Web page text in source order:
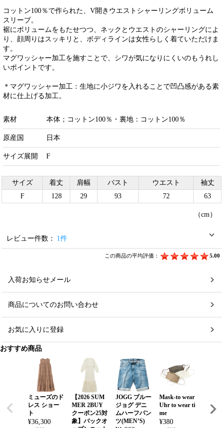
コットン100％で作られた、V開きウエストシャーリングボリューム
スリーブ。
裾にボリュームをもたせつつ、ネックとウエストのシャーリングによ
り、顔周りはスッキリと、ボディラインは女性らしく着ていただけま
す。
マグワッシャー加工を施すことで、シワが気になりにくいのもうれし
いポイントです。
＊マグワッシャー加工：生地に小ジワを入れることで凹凸感がある素
材に仕上げる加工。
素材 本体；コットン100％・裏地：コットン100％
原産国 日本
サイズ展開 F
サイズ 着丈 肩幅 バスト ウエスト
袖丈
F
128 29 93 72 63
（cm）
レビュー件数： 1件
この商品の平均評価： 5.00
入荷お知らせメール
商品についてのお問い合わせ
お気に入りに登録
おすすめ商品
ミューズのド
レス ショー
ト
¥36,300
【2026 SUM
MER 2BUY
クーポン25対
象】バックオ
JOGG ブルー
ジョグ デニ
ムハーフパン
ツ(MEN’S)
Mask-to wear
Uhr to wear ti
me
¥380
sh
3,500